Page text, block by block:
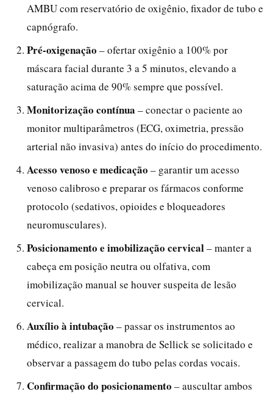
AMBU com reservatório de oxigênio, fixador de tubo e
capnógrafo.
Pré-oxigenação – ofertar oxigênio a 100% por
máscara facial durante 3 a 5 minutos, elevando a
saturação acima de 90% sempre que possível.
Monitorização contínua – conectar o paciente ao
monitor multiparâmetros (ECG, oximetria, pressão
arterial não invasiva) antes do início do procedimento.
Acesso venoso e medicação – garantir um acesso
venoso calibroso e preparar os fármacos conforme
protocolo (sedativos, opioides e bloqueadores
neuromusculares).
Posicionamento e imobilização cervical– manter a
cabeça em posição neutra ou olfativa, com
imobilização manual se houver suspeita de lesão
cervical.
Auxílio à intubação – passar os instrumentos ao
médico, realizar a manobra de Sellick se solicitado e
observar a passagem do tubo pelas cordas vocais.
Confirmação do posicionamento – auscultar ambos